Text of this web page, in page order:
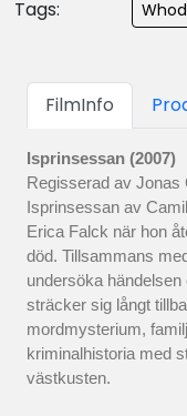
Tags:
FilmInfo
Isprinsessan (2007)
Regisserad av Jonas
Isprinsessan av
Erica Falck när hon
död. Tillsammans
undersöka
sträcker sig långt
mordmysterium,
kriminalhistoria med
västkusten.